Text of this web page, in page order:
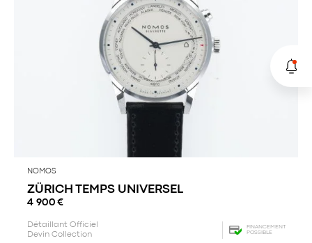
NOMOS
ZÜRICH TEMPS UNIVERSEL
4 900 €
Détaillant Officiel
Devin Collection
FINANCEMENT
POSSIBLE